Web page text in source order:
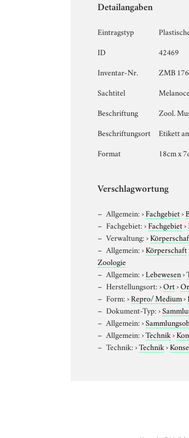
Detailangaben
Eintragstyp
ID
42469
Inventar-Nr.
ZMB
Sachtitel
Beschriftung
Zool.
Beschriftungsort
Etikett
Format
18cm x
Verschlagwortung
Allgemein:›Fachgebiet›
Fachgebiet:›Fachgebiet›
Verwaltung:›
Allgemein:›Körperschaft
Zoologie
Allgemein:›Lebewesen›
Herstellungsort:›Ort›
Form:›Repro/ Medium›
Dokument-Typ:›
Allgemein:›
Allgemein:›Technik›
Technik:›Technik›